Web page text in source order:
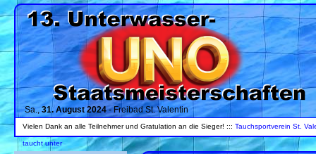
Sa., 31. August 2024- Freibad St. Valentin
Vielen Dank an alle Teilnehmer und Gratulation an die Sieger! ::: Tauchsportverein St.
taucht unter